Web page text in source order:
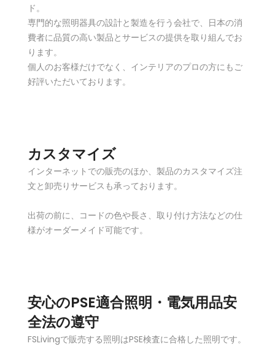
ド。
専門的な照明器具の設計と製造を行う会社で、日本の消
費者に品質の高い製品とサービスの提供を取り組んでお
ります。
個人のお客様だけでなく、インテリアのプロの方にもご
好評いただいております。
カスタマイズ
インターネットでの販売のほか、製品のカスタマイズ注
文と卸売りサービスも承っております。
出荷の前に、コードの色や長さ、取り付け方法などの仕
様がオーダーメイド可能です。
安心のPSE適合照明・電気用品安
全法の遵守
FSLivingで販売する照明はPSE検査に合格した照明です。